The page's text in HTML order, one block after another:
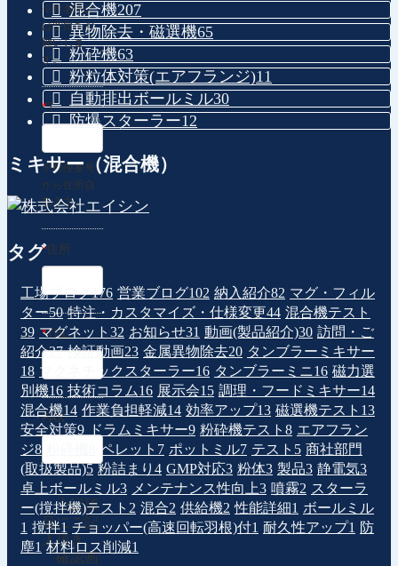
※姓名間に
は空白をお
願いしま
す。
*〒
※郵便番号
から住所自
動入力
*住所
*TEL
FAX
上記項
目にご記
入頂き、
「確認画
混合機207
異物除去・磁選機65
粉砕機63
粉粒体対策(エアフランジ)11
自動排出ボールミル30
防爆スターラー12
ミキサー（混合機）
タグ
工場ブログ176 営業ブログ102 納入紹介82 マグ・フィル
ター50 特注・カスタマイズ・仕様変更44 混合機テスト
39 マグネット 32 お知らせ31 動画(製品紹介)30 訪問・ご
紹介27 検証動画23 金属異物除去20 タンブラーミキサー
18 マグネチックスターラー16 タンブラーミニ16 磁力選
別機16 技術コラム16 展示会15 調理・フードミキサー14
混合機14 作業負担軽減14 効率アップ13 磁選機テスト 13
安全対策9 ドラムミキサー9 粉砕機テスト 8 エアフラン
ジ8 ペレット 7 ポットミル7 テスト 5 商社部門
(取扱製品)5 粉詰まり 4 GMP対応3 粉体3 製品3 静電気3
卓上ボールミル3 メンテナンス性向上3 噴霧2 スターラ
ー(撹拌機)テスト 2 混合2 供給機2 性能詳細1 ボールミル
1 撹拌1 チョッパー(高速回転羽根)付1 耐久性アップ1 防
塵1 材料ロス削減1